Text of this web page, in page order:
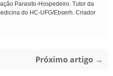
Parasito-Hospedeiro. Tutor da
do HC-UFG/Ebserh. Criador
Próximo artigo →